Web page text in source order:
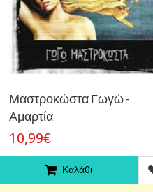
Μαστροκώστα Γωγώ -
Αμαρτία
10,99€
Καλάθι